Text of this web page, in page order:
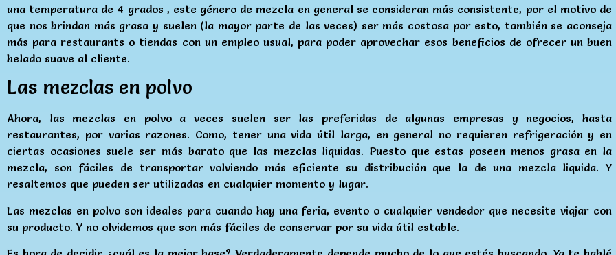
una temperatura de 4 grados , este género de mezcla en general se consideran más consistente, por el motivo de
que nos brindan más grasa y suelen (la mayor parte de las veces) ser más costosa por esto, también se aconseja
más para restaurants o tiendas con un empleo usual, para poder aprovechar esos beneficios de ofrecer un buen
helado suave al cliente.
Las mezclas en polvo
Ahora, las mezclas en polvo a veces suelen ser las preferidas de algunas empresas y negocios, hasta
restaurantes, por varias razones. Como, tener una vida útil larga, en general no requieren refrigeración y en
ciertas ocasiones suele ser más barato que las mezclas liquidas. Puesto que estas poseen menos grasa en la
mezcla, son fáciles de transportar volviendo más eficiente su distribución que la de una mezcla liquida. Y
resaltemos que pueden ser utilizadas en cualquier momento y lugar.
Las mezclas en polvo son ideales para cuando hay una feria, evento o cualquier vendedor que necesite viajar con
su producto. Y no olvidemos que son más fáciles de conservar por su vida útil estable.